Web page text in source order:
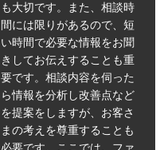
も大切です。また、相談時
間には限りがあるので、短
い時間で必要な情報をお聞
きしてお伝えすることも重
要です。相談内容を伺った
ら情報を分析し改善点など
を提案をしますが、お客さ
まの考えを尊重することも